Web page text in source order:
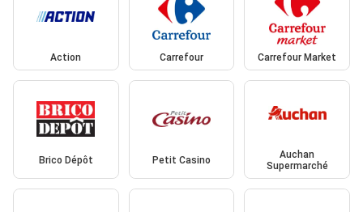
Action Carrefour Carrefour Market
Brico Dépôt Petit Casino
Auchan
Supermarché